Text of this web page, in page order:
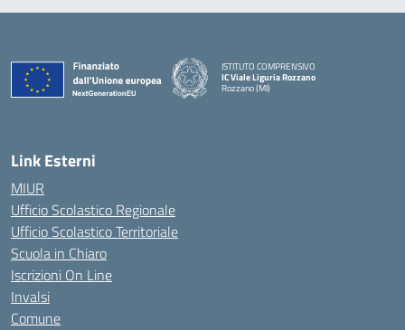
ISTITUTO COMPRENSIVO
IC Viale Liguria Rozzano
Rozzano (MI)
Link Esterni
MIUR
Ufficio Scolastico Regionale
Ufficio Scolastico Territoriale
Scuola in Chiaro
Iscrizioni On Line
Invalsi
Comune